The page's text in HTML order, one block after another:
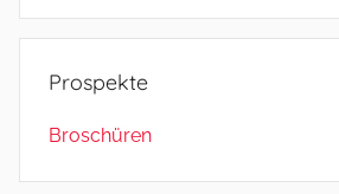
Prospekte
Broschüren